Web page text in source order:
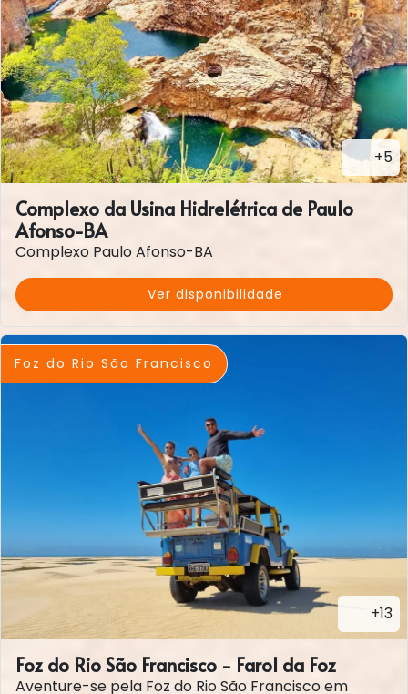
+5
Complexo da Usina Hidrelétrica de Paulo
Afonso-BA
Complexo Paulo Afonso-BA
Ver disponibilidade
Foz do Rio São Francisco
+13
Foz do Rio São Francisco - Farol da Foz
Aventure-se pela Foz do Rio São Francisco em